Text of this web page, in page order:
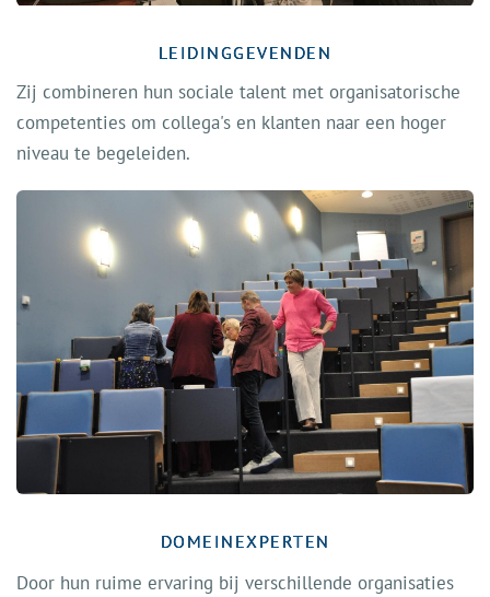
LEIDINGGEVENDEN
Zij combineren hun sociale talent met organisatorische
competenties om collega's en klanten naar een hoger
niveau te begeleiden.
DOMEINEXPERTEN
Door hun ruime ervaring bij verschillende organisaties